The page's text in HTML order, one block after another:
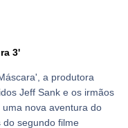
3'
a produtora
Jeff Sank e os irmãos
nova aventura do
do segundo filme